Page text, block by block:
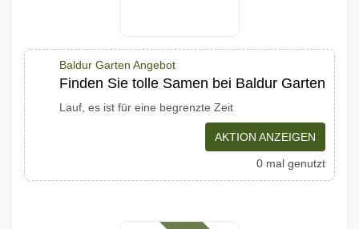
Baldur Garten Angebot
Finden Sie tolle Samen bei Baldur Garten
Lauf, es ist für eine begrenzte Zeit
AKTION ANZEIGEN
0 mal genutzt